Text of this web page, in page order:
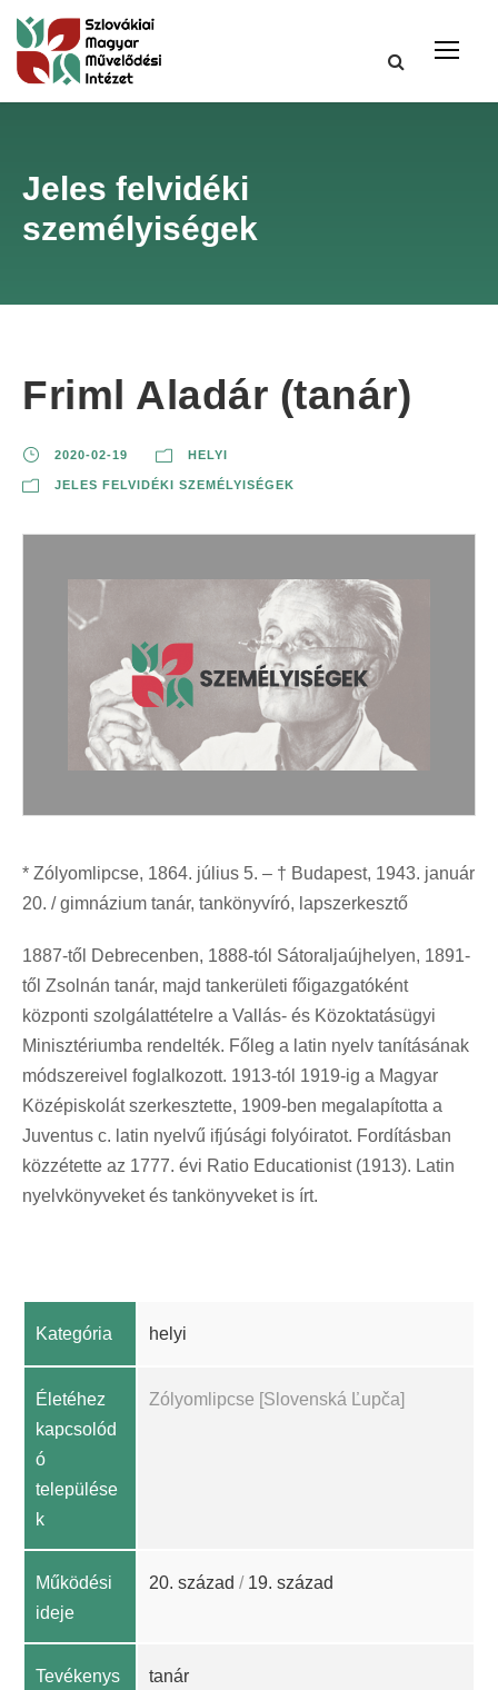
Jeles felvidéki
személyiségek
Friml Aladár (tanár)
2020-02-19 HELYI
JELES FELVIDÉKI SZEMÉLYISÉGEK
* Zólyomlipcse, 1864. július 5. – † Budapest, 1943. január
20. / gimnázium tanár, tankönyvíró, lapszerkesztő
1887-től Debrecenben, 1888-tól Sátoraljaújhelyen, 1891-
től Zsolnán tanár, majd tankerületi főigazgatóként
központi szolgálattételre a Vallás- és Közoktatásügyi
Minisztériumba rendelték. Főleg a latin nyelv tanításának
módszereivel foglalkozott. 1913-tól 1919-ig a Magyar
Középiskolát szerkesztette, 1909-ben megalapította a
Juventus c. latin nyelvű ifjúsági folyóiratot. Fordításban
közzétette az 1777. évi Ratio Educationist (1913). Latin
nyelvkönyveket és tankönyveket is írt.
Kategória helyi
Életéhez
kapcsolód
ó
települése
k
Zólyomlipcse [Slovenská Ľupča]
Működési
ideje
20. század / 19. század
Tevékenys
tanár